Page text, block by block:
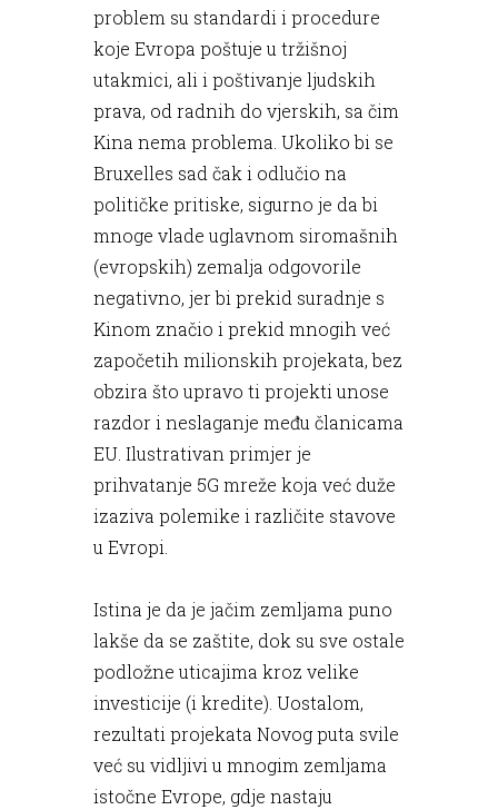
problem su standardi i procedure
koje Evropa poštuje u tržišnoj
utakmici, ali i poštivanje ljudskih
prava, od radnih do vjerskih, sa čim
Kina nema problema. Ukoliko bi se
Bruxelles sad čak i odlučio na
političke pritiske, sigurno je da bi
mnoge vlade uglavnom siromašnih
(evropskih) zemalja odgovorile
negativno, jer bi prekid suradnje s
Kinom značio i prekid mnogih već
započetih milionskih projekata, bez
obzira što upravo ti projekti unose
razdor i neslaganje među članicama
EU. Ilustrativan primjer je
prihvatanje 5G mreže koja već duže
izaziva polemike i različite stavove
u Evropi.
Istina je da je jačim zemljama puno
lakše da se zaštite, dok su sve ostale
podložne uticajima kroz velike
investicije (i kredite). Uostalom,
rezultati projekata Novog puta svile
već su vidljivi u mnogim zemljama
istočne Evrope, gdje nastaju